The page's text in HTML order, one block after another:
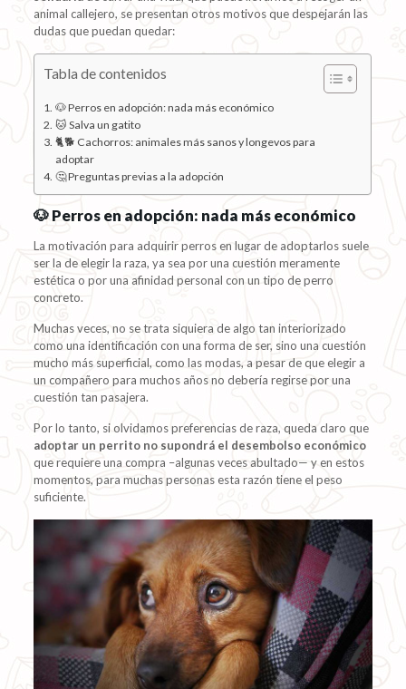
animal callejero, se presentan otros motivos que despejarán las
dudas que puedan quedar:
Tabla de contenidos
🐶 Perros en adopción: nada más económico
🐱 Salva un gatito
🐈🐕 Cachorros: animales más sanos y longevos para
adoptar
🤔 Preguntas previas a la adopción
🐶 Perros en adopción: nada más económico
La motivación para adquirir perros en lugar de adoptarlos suele
ser la de elegir la raza, ya sea por una cuestión meramente
estética o por una afinidad personal con un tipo de perro
concreto.
Muchas veces, no se trata siquiera de algo tan interiorizado
como una identificación con una forma de ser, sino una cuestión
mucho más superficial, como las modas, a pesar de que elegir a
un compañero para muchos años no debería regirse por una
cuestión tan pasajera.
Por lo tanto, si olvidamos preferencias de raza, queda claro que
adoptar un perrito no supondrá el desembolso económico
que requiere una compra –algunas veces abultado— y en estos
momentos, para muchas personas esta razón tiene el peso
suficiente.